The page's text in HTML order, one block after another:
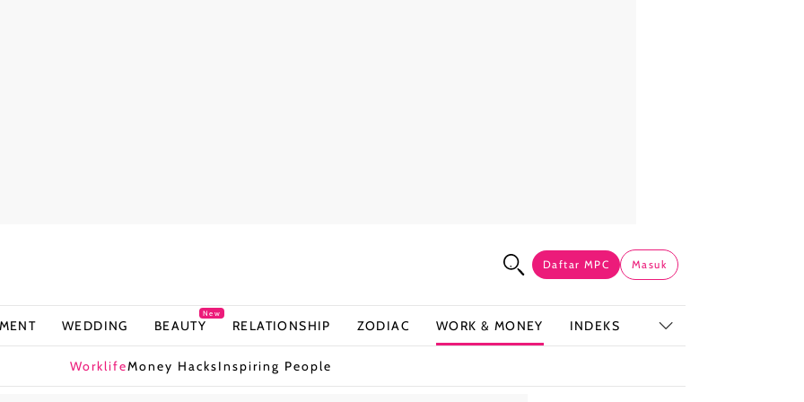
Daftar MPC Masuk
WEDDING BEAUTY
New
RELATIONSHIP ZODIAC WORK & MONEY INDEKS
WorklifeMoney HacksInspiring People